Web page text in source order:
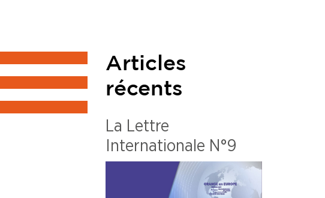
Articles
récents
La Lettre
Internationale N°9